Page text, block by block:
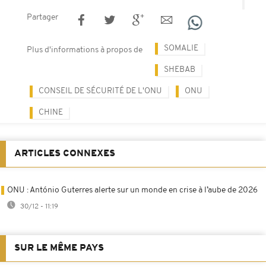
Partager
Plus d'informations à propos de SOMALIE
SHEBAB
CONSEIL DE SÉCURITÉ DE L'ONU ONU
CHINE
ARTICLES CONNEXES
ONU : António Guterres alerte sur un monde en crise à l’aube de 2026
30/12 - 11:19
SUR LE MÊME PAYS